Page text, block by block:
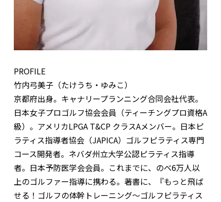
PROFILE
竹内弓美子（たけうち・ゆみこ）
京都府出身。キャナリープランニング合同会社代表。
日本女子プロゴルフ協会会員（ティーチングプロ資格A
級）。アメリカLPGA T&CP クラスAメンバー。日本ピ
ラティス指導者協会（JAPICA）ゴルフピラティス専門
コース開発者。ネバダ州立大学公認ピラティス指導
者。日本予防医学会会員。これまでに、のべ6万人以
上のゴルファー指導に携わる。著書に、『もっと飛ば
せる！ゴルフの体幹トレーニング～ゴルフピラティス